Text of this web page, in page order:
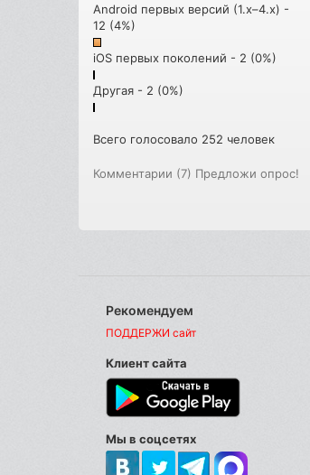
Android первых версий (1.x–4.x) -
12 (4%)
iOS первых поколений - 2 (0%)
Другая - 2 (0%)
Всего голосовало 252 человек
Комментарии (7) Предложи опрос!
Рекомендуем
ПОДДЕРЖИ сайт
Клиент сайта
Мы в соцсетях